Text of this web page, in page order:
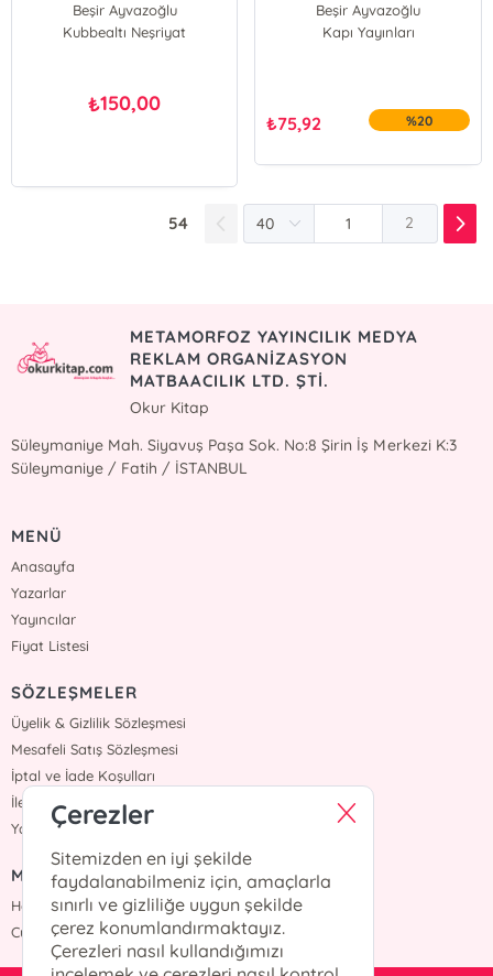
Beşir Ayvazoğlu
Kubbealtı Neşriyat
₺150,00
Beşir Ayvazoğlu
Kapı Yayınları
₺75,92 %20
54 2
METAMORFOZ YAYINCILIK MEDYA
REKLAM ORGANİZASYON
MATBAACILIK LTD. ŞTİ.
Okur Kitap
Süleymaniye Mah. Siyavuş Paşa Sok. No:8 Şirin İş Merkezi K:3
Süleymaniye / Fatih / İSTANBUL
MENÜ
Anasayfa
Yazarlar
Yayıncılar
Fiyat Listesi
SÖZLEŞMELER
Üyelik & Gizlilik Sözleşmesi
Mesafeli Satış Sözleşmesi
İptal ve İade Koşulları
İletişim
Yardım
MÜŞTERİ HİZMETLERİ
Hafta içi :09:00 - 18:00
Cumartesi :09:00 - 18:00
Çerezler
Sitemizden en iyi şekilde
faydalanabilmeniz için, amaçlarla
sınırlı ve gizliliğe uygun şekilde
çerez konumlandırmaktayız.
Çerezleri nasıl kullandığımızı